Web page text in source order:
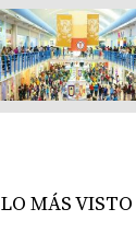
LO MÁS VISTO